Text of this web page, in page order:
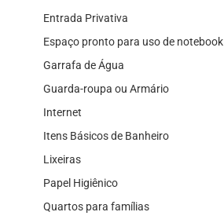
Entrada Privativa
Espaço pronto para uso de notebook
Garrafa de Água
Guarda-roupa ou Armário
Internet
Itens Básicos de Banheiro
Lixeiras
Papel Higiênico
Quartos para famílias